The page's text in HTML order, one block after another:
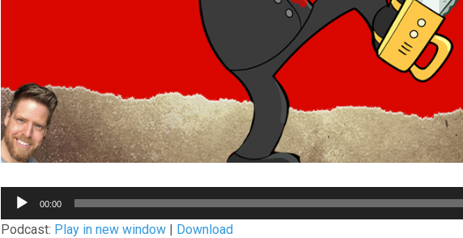
Audio-
Player
00:00
Podcast: Play in new window | Download